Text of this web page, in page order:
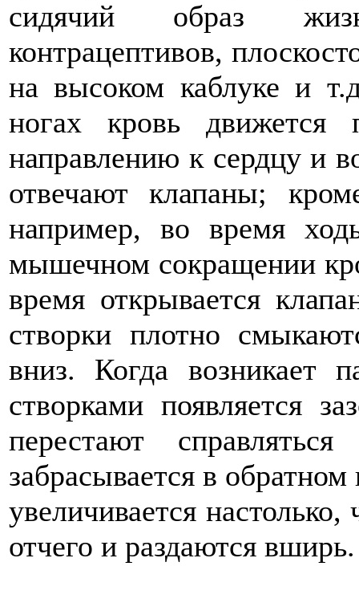
сидячий образ
контрацептивов,
на высоком каблуке и
ногах кровь
направлению к сердцу и
отвечают клапаны;
например, во время
мышечном сокращении
время открывается
створки плотно
вниз. Когда возникает
створками появляется
перестают
забрасывается в
увеличивается
отчего и раздаются вширь.